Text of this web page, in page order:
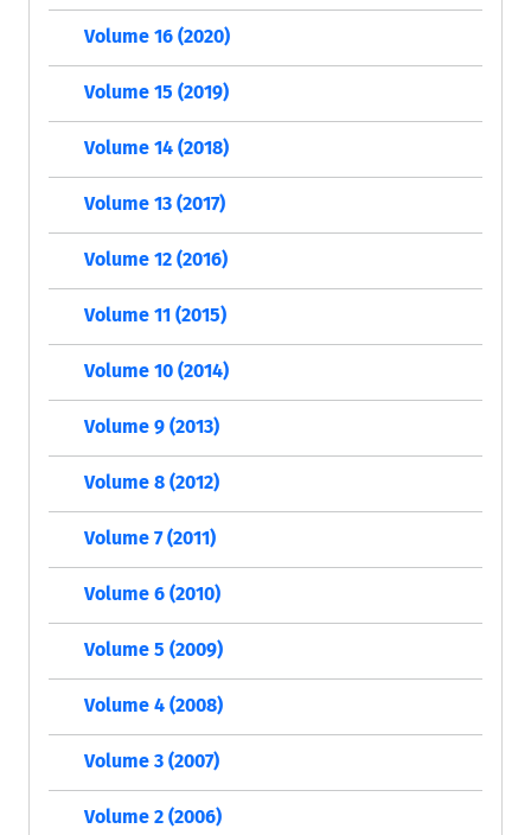
Volume 16 (2020)
Volume 15 (2019)
Volume 14 (2018)
Volume 13 (2017)
Volume 12 (2016)
Volume 11 (2015)
Volume 10 (2014)
Volume 9 (2013)
Volume 8 (2012)
Volume 7 (2011)
Volume 6 (2010)
Volume 5 (2009)
Volume 4 (2008)
Volume 3 (2007)
Volume 2 (2006)